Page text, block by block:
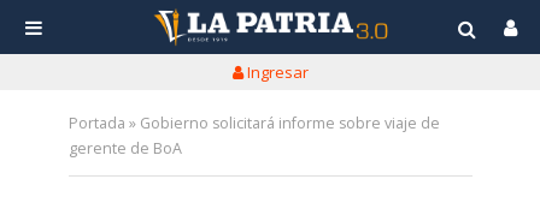
Ingresar
Portada » Gobierno solicitará informe sobre viaje de
gerente de BoA